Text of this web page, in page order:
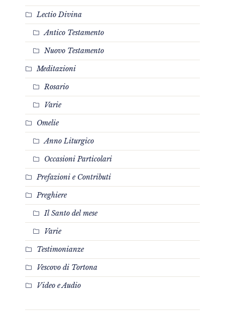
Lectio Divina
Antico Testamento
Nuovo Testamento
Meditazioni
Rosario
Varie
Omelie
Anno Liturgico
Occasioni Particolari
Prefazioni e Contributi
Preghiere
Il Santo del mese
Varie
Testimonianze
Vescovo di Tortona
Video e Audio